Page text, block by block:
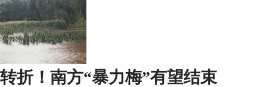
转折！南方“暴力梅”有望结束